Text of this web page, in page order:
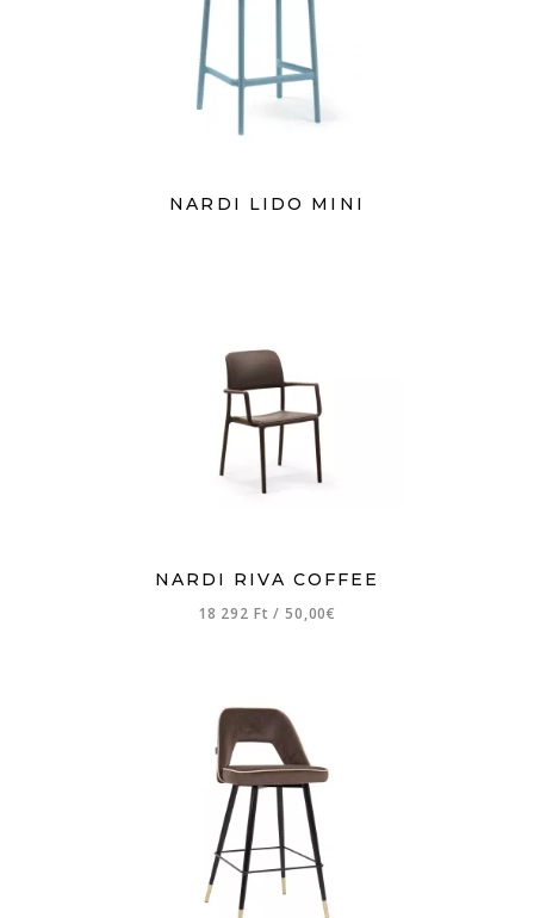
NARDI LIDO MINI
NARDI RIVA COFFEE
18 292 Ft/ 50,00€